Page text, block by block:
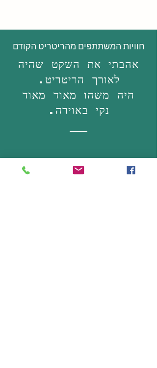
חוויות המשתתפים מהריטריט הקודם
אהבתי את השקט שהיה
לאורך הריטריט.
היה משהו מאוד מאוד
נקי באוירה.